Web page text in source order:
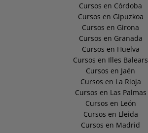
Cursos en Córdoba
Cursos en Gipuzkoa
Cursos en Girona
Cursos en Granada
Cursos en Huelva
Cursos en Illes Balears
Cursos en Jaén
Cursos en La Rioja
Cursos en Las Palmas
Cursos en León
Cursos en Lleida
Cursos en Madrid